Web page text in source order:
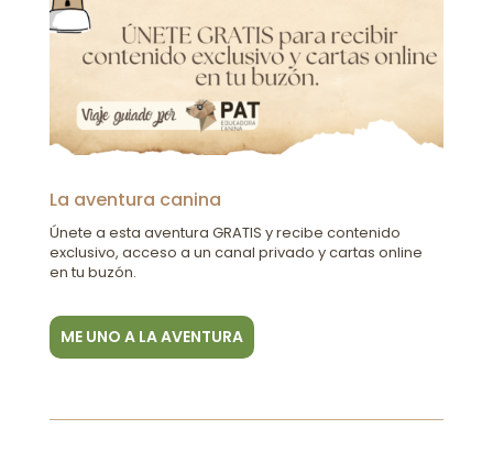
La aventura canina
Únete a esta aventura GRATIS y recibe contenido
exclusivo, acceso a un canal privado y cartas online
en tu buzón.
ME UNO A LA AVENTURA